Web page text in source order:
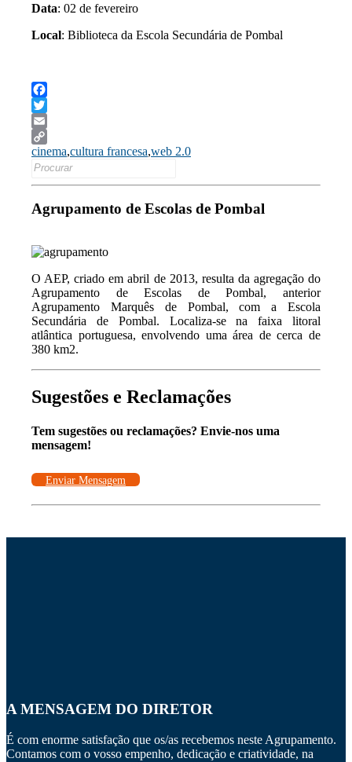
Data: 02 de fevereiro
Local: Biblioteca da Escola Secundária de Pombal
Facebook
Twitter
Email
Copy
Link
cinema,cultura francesa,web 2.0
Search
Agrupamento de Escolas de Pombal
O AEP, criado em abril de 2013, resulta da agregação do
Agrupamento de Escolas de Pombal, anterior
Agrupamento Marquês de Pombal, com a Escola
Secundária de Pombal. Localiza-se na faixa litoral
atlântica portuguesa, envolvendo uma área de cerca de
380 km2.
Sugestões e Reclamações
Tem sugestões ou reclamações? Envie-nos uma
mensagem!
Enviar Mensagem
A MENSAGEM DO DIRETOR
É com enorme satisfação que os/as recebemos neste Agrupamento.
Contamos com o vosso empenho, dedicação e criatividade, na